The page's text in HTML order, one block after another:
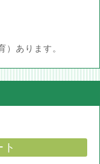
あります。